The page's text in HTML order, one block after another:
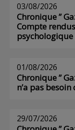
03/08/2026
Chronique ”
Compte
01/08/2026
Chronique ”
n’a pas
29/07/2026